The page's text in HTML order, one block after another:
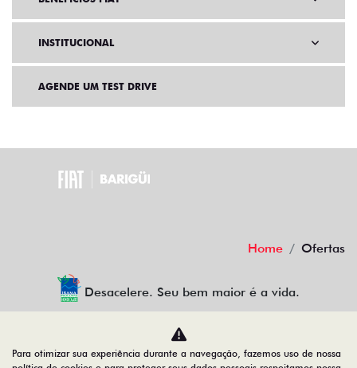
INSTITUCIONAL
AGENDE UM TEST DRIVE
Home Ofertas
Desacelere. Seu bem maior é a vida.
Para otimizar sua experiência durante a navegação, fazemos uso de nossa